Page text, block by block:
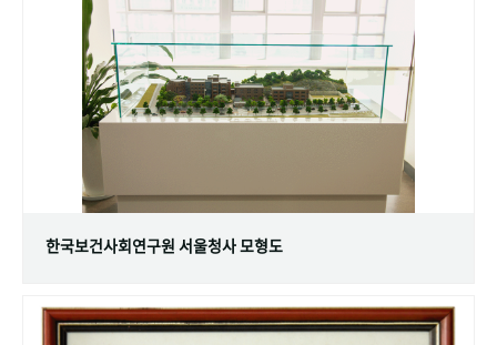
한국보건사회연구원 서울청사 모형도